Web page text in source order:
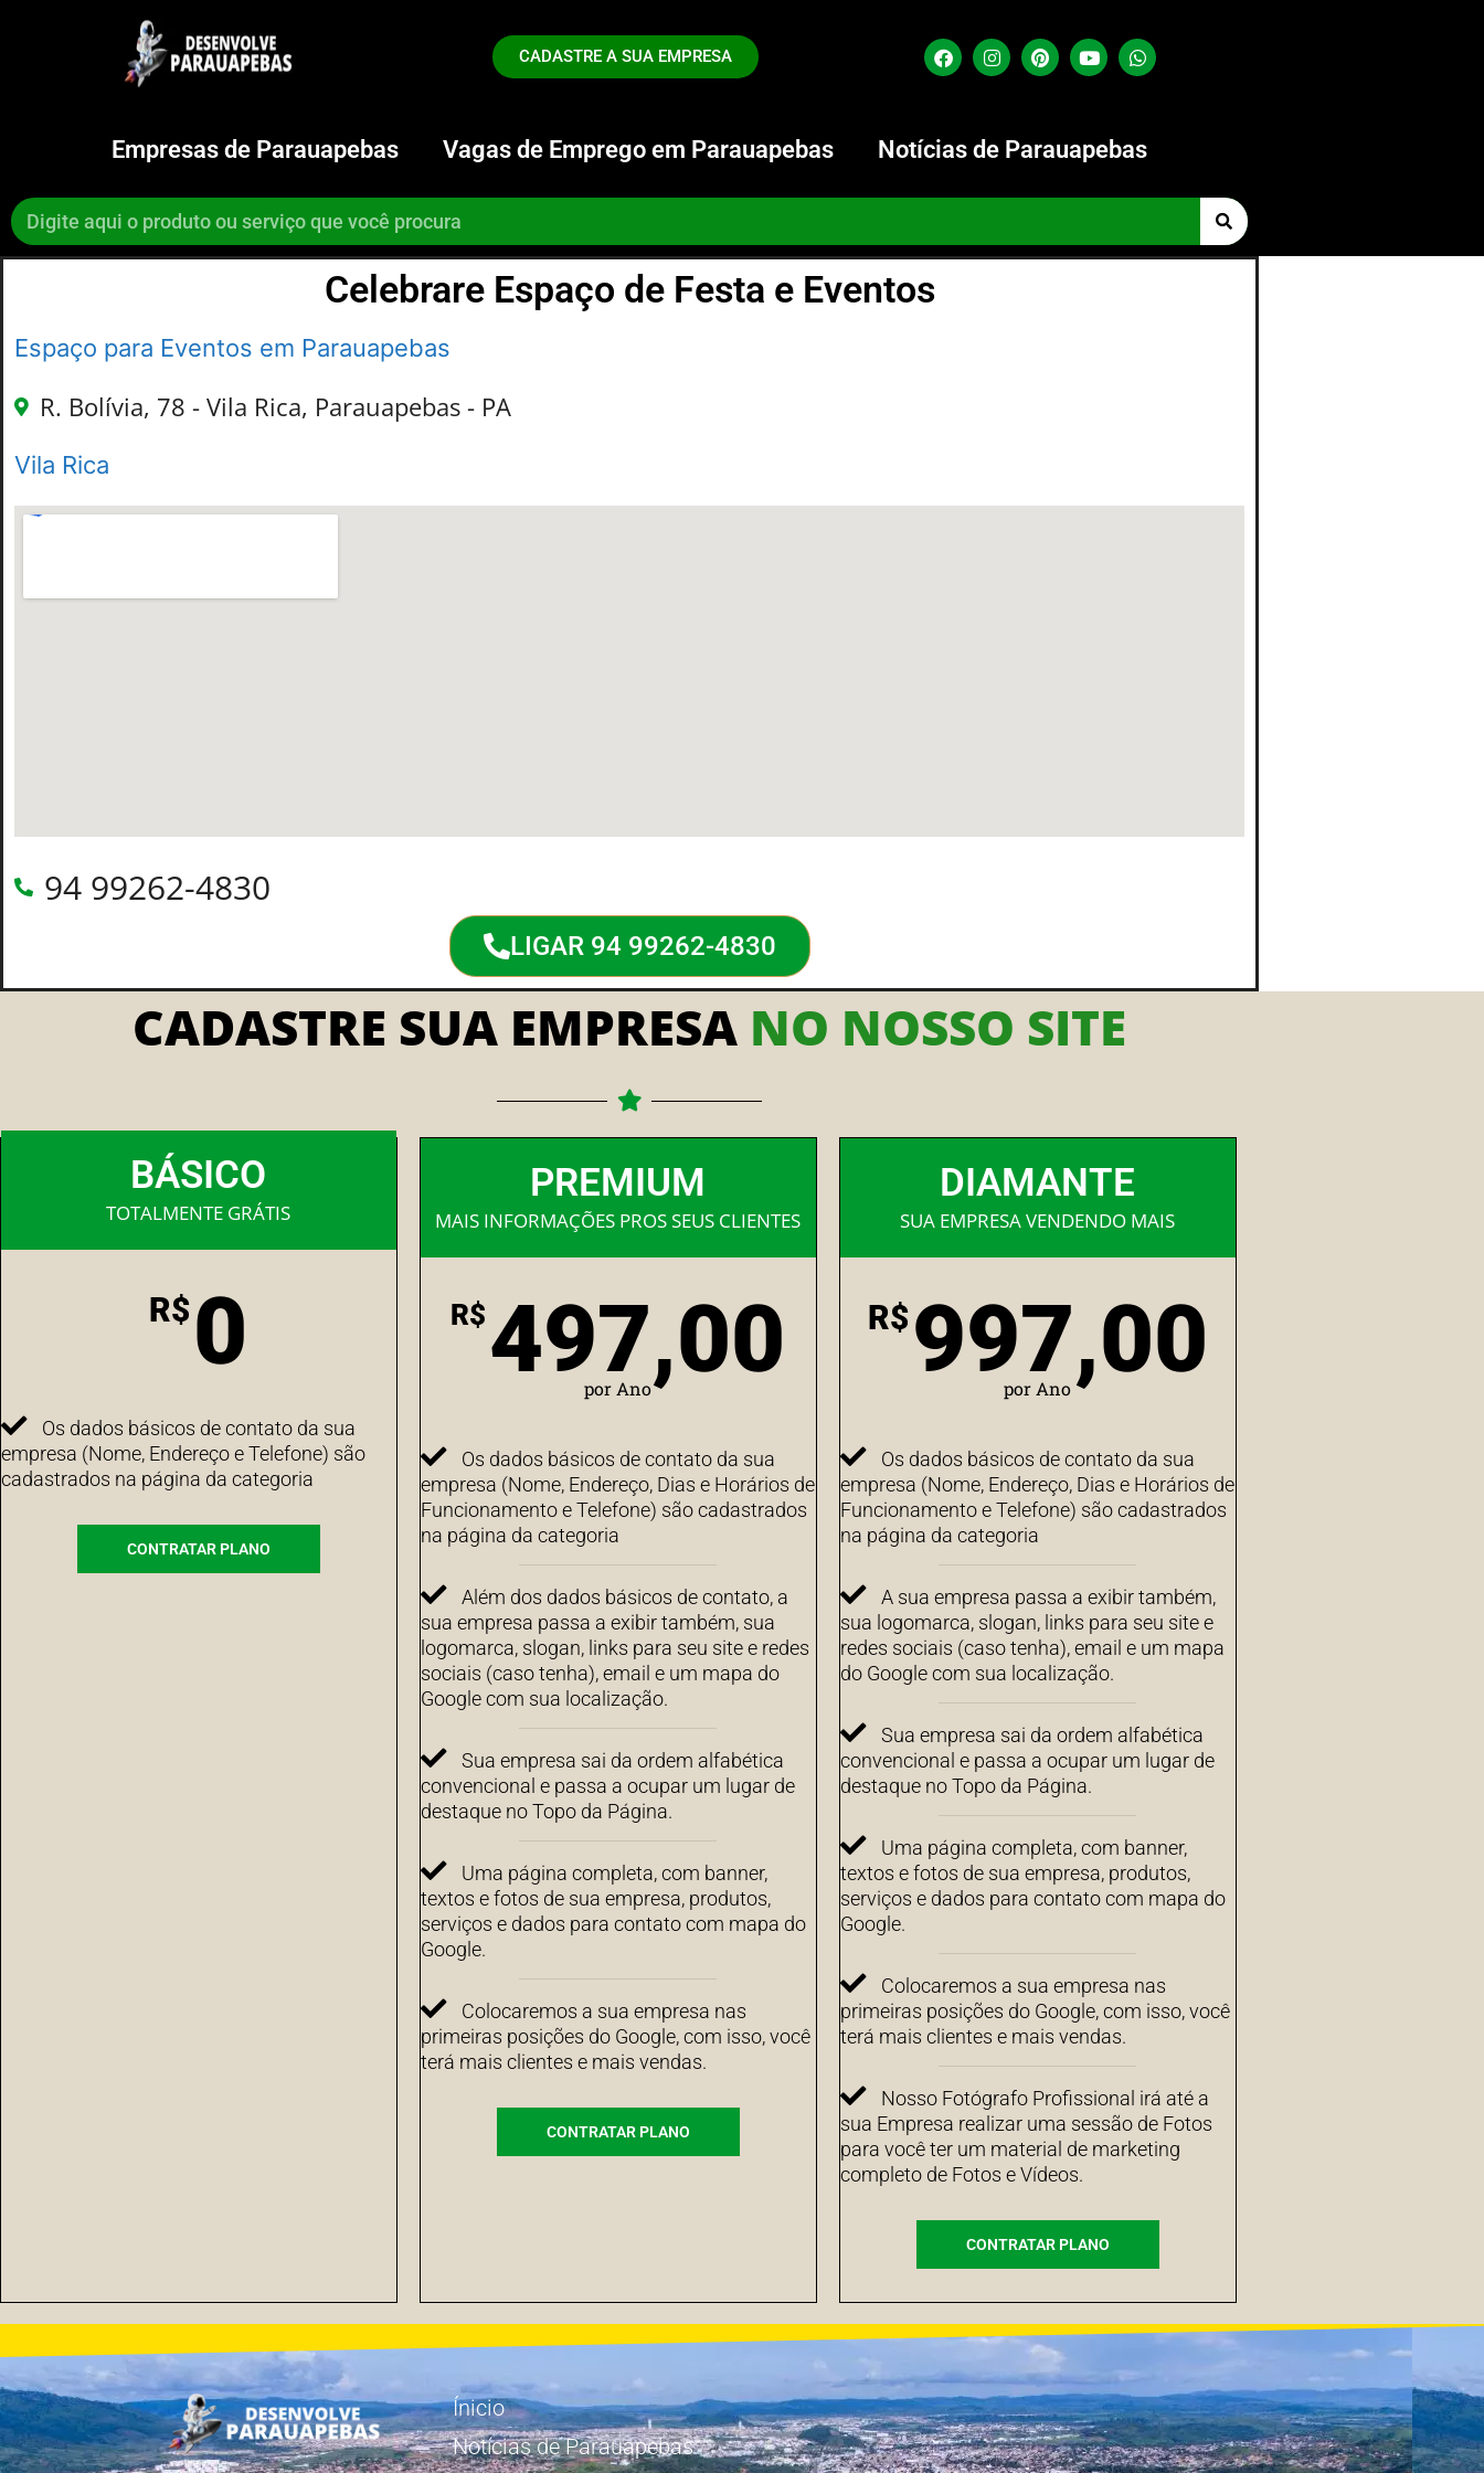
CADASTRE A SUA EMPRESA
Empresas de Parauapebas Vagas de Emprego em Parauapebas Notícias de Parauapebas
Celebrare Espaço de Festa e Eventos
Espaço para Eventos em Parauapebas
R. Bolívia, 78 - Vila Rica, Parauapebas - PA
Vila Rica
94 99262-4830
LIGAR 94 99262-4830
CADASTRE SUA EMPRESA NO NOSSO SITE
BÁSICO
TOTALMENTE GRÁTIS
R$0
Os dados básicos de contato da sua
empresa (Nome, Endereço e Telefone) são
cadastrados na página da categoria
CONTRATAR PLANO
PREMIUM
MAIS INFORMAÇÕES PROS SEUS CLIENTES
R$ 497,00
por Ano
Os dados básicos de contato da sua
empresa (Nome, Endereço, Dias e Horários de
Funcionamento e Telefone) são cadastrados
na página da categoria
Além dos dados básicos de contato, a
sua empresa passa a exibir também, sua
logomarca, slogan, links para seu site e redes
sociais (caso tenha), email e um mapa do
Google com sua localização.
Sua empresa sai da ordem alfabética
convencional e passa a ocupar um lugar de
destaque no Topo da Página.
Uma página completa, com banner,
textos e fotos de sua empresa, produtos,
serviços e dados para contato com mapa do
Google.
Colocaremos a sua empresa nas
primeiras posições do Google, com isso, você
terá mais clientes e mais vendas.
CONTRATAR PLANO
DIAMANTE
SUA EMPRESA VENDENDO MAIS
R$997,00
por Ano
Os dados básicos de contato da sua
empresa (Nome, Endereço, Dias e Horários de
Funcionamento e Telefone) são cadastrados
na página da categoria
A sua empresa passa a exibir também,
sua logomarca, slogan, links para seu site e
redes sociais (caso tenha), email e um mapa
do Google com sua localização.
Sua empresa sai da ordem alfabética
convencional e passa a ocupar um lugar de
destaque no Topo da Página.
Uma página completa, com banner,
textos e fotos de sua empresa, produtos,
serviços e dados para contato com mapa do
Google.
Colocaremos a sua empresa nas
primeiras posições do Google, com isso, você
terá mais clientes e mais vendas.
Nosso Fotógrafo Profissional irá até a
sua Empresa realizar uma sessão de Fotos
para você ter um material de marketing
completo de Fotos e Vídeos.
CONTRATAR PLANO
Ínicio
Notícias de Parauapebas